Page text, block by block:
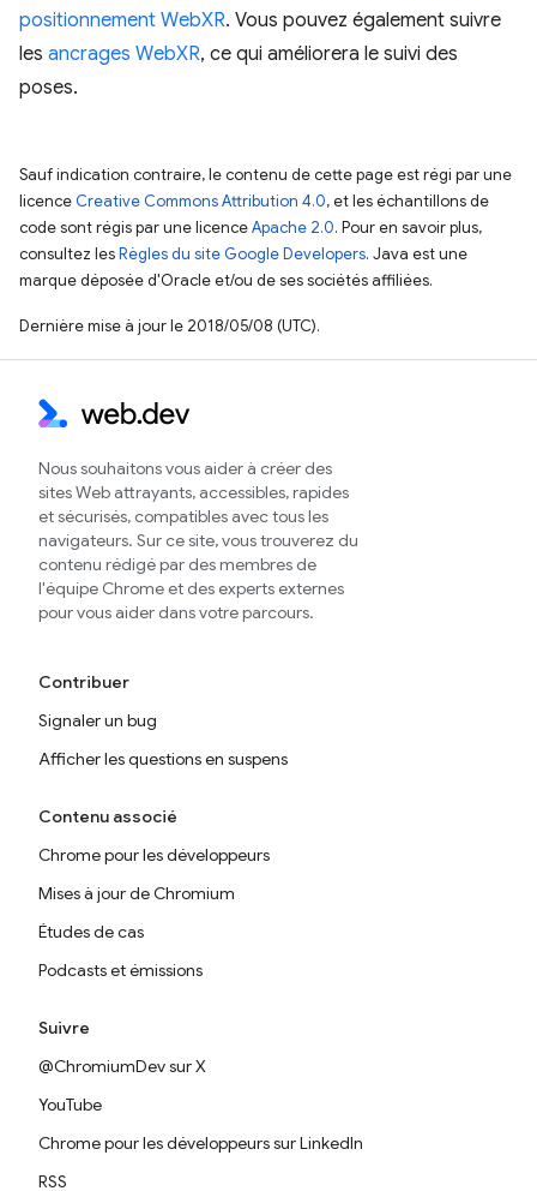
positionnement WebXR. Vous pouvez également suivre
les ancrages WebXR, ce qui améliorera le suivi des
poses.
Sauf indication contraire, le contenu de cette page est régi par une
licence Creative Commons Attribution 4.0, et les échantillons de
code sont régis par une licenceApache 2.0. Pour en savoir plus,
consultez lesRègles du site Google Developers. Java est une
marque déposée d'Oracle et/ou de ses sociétés affiliées.
Dernière mise à jour le 2018/05/08 (UTC).
Nous souhaitons vous aider à créer des
sites Web attrayants, accessibles, rapides
et sécurisés, compatibles avec tous les
navigateurs. Sur ce site, vous trouverez du
contenu rédigé par des membres de
l'équipe Chrome et des experts externes
pour vous aider dans votre parcours.
Contribuer
Signaler un bug
Afficher les questions en suspens
Contenu associé
Chrome pour les développeurs
Mises à jour de Chromium
Études de cas
Podcasts et émissions
Suivre
@ChromiumDev sur X
YouTube
Chrome pour les développeurs sur LinkedIn
RSS